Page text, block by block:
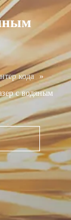
кода
»
с водяным